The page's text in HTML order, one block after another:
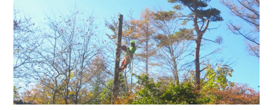
採
の
重
要
性
杜
市
高
根
町
清
里